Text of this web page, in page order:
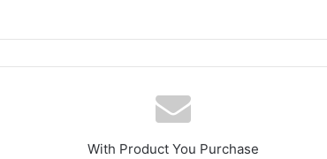
With Product You Purchase